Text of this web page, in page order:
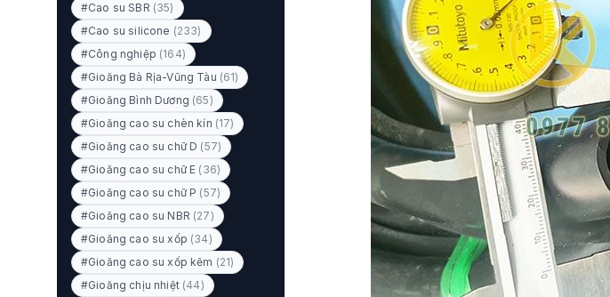
#Cao su SBR (35)
#Cao su silicone (233)
#Công nghiệp (164)
#Gioăng Bà Rịa-Vũng Tàu (61)
#Gioăng Bình Dương (65)
#Gioăng cao su chèn kín (17)
#Gioăng cao su chữ D (57)
#Gioăng cao su chữ E (36)
#Gioăng cao su chữ P (57)
#Gioăng cao su NBR (27)
#Gioăng cao su xốp (34)
#Gioăng cao su xốp kẽm (21)
#Gioăng chịu nhiệt (44)